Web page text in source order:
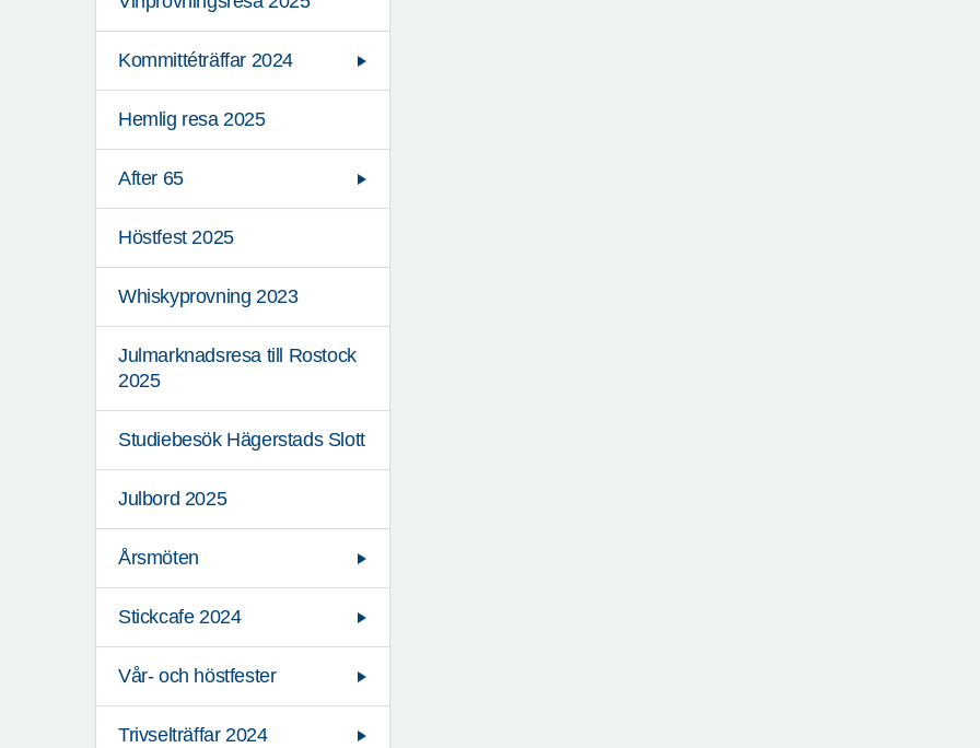
Kommittéträffar 2024
Hemlig resa 2025
After 65
Höstfest 2025
Whiskyprovning 2023
Julmarknadsresa till Rostock
2025
Studiebesök Hägerstads Slott
Julbord 2025
Årsmöten
Stickcafe 2024
Vår- och höstfester
Trivselträffar 2024